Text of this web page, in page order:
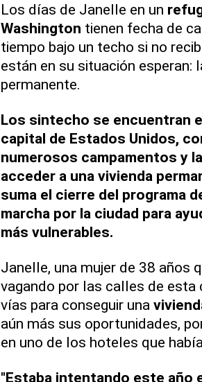
Los días de Janelle en un
Washington tienen fecha de
tiempo bajo un techo si no
están en su situación esperan:
permanente.
Los sintecho se encuentran
capital de Estados Unidos,
numerosos campamentos y
acceder a una vivienda
suma el cierre del programa
marcha por la ciudad para
más vulnerables.
Janelle, una mujer de 38 años
vagando por las calles de
vías para conseguir una
aún más sus oportunidades,
en uno de los hoteles que
"Estaba intentando este año